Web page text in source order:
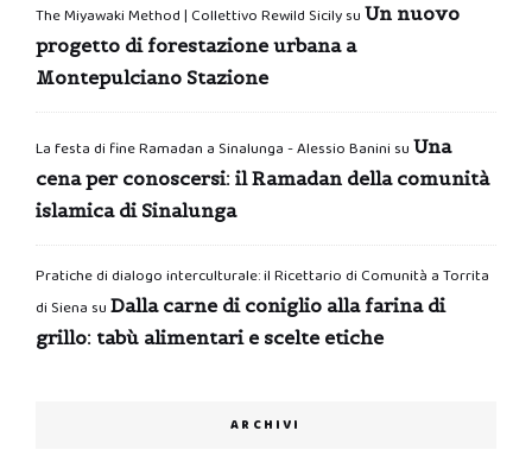
The Miyawaki Method | Collettivo Rewild Sicilysu Un nuovo
progetto di forestazione urbana a
Montepulciano Stazione
La festa di fine Ramadan a Sinalunga - Alessio Banini su Una
cena per conoscersi: il Ramadan della comunità
islamica di Sinalunga
Pratiche di dialogo interculturale: il Ricettario di Comunità a Torrita
di Siena su Dalla carne di coniglio alla farina di
grillo: tabù alimentari e scelte etiche
ARCHIVI